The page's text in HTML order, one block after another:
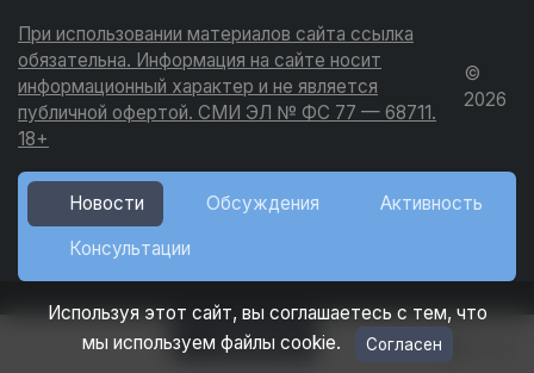
При использовании материалов сайта ссылка
обязательна. Информация на сайте носит
информационный характер и не является
публичной офертой. СМИ ЭЛ № ФС 77 — 68711.
18+
©
2026
Новости Обсуждения
Активность
Консультации
Добавить
Используя этот сайт, вы соглашаетесь с тем, что
мы используем файлы cookie.
Согласен